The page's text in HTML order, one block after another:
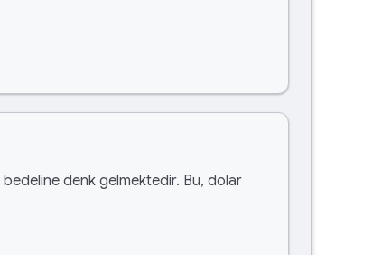
bedeline denk gelmektedir. Bu, dolar